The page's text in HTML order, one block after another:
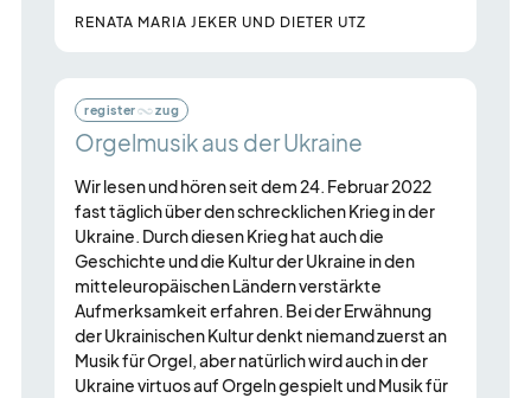
RENATA MARIA JEKER UND DIETER UTZ
register zug
Orgelmusik aus der Ukraine
Wir lesen und hören seit dem 24. Februar 2022
fast täglich über den schrecklichen Krieg in der
Ukraine. Durch diesen Krieg hat auch die
Geschichte und die Kultur der Ukraine in den
mitteleuropäischen Ländern verstärkte
Aufmerksamkeit erfahren. Bei der Erwähnung
der Ukrainischen Kultur denkt niemand zuerst an
Musik für Orgel, aber natürlich wird auch in der
Ukraine virtuos auf Orgeln gespielt und Musik für